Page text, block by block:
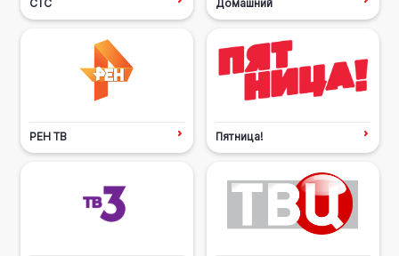
СТС Домашний
РЕН ТВ Пятница!